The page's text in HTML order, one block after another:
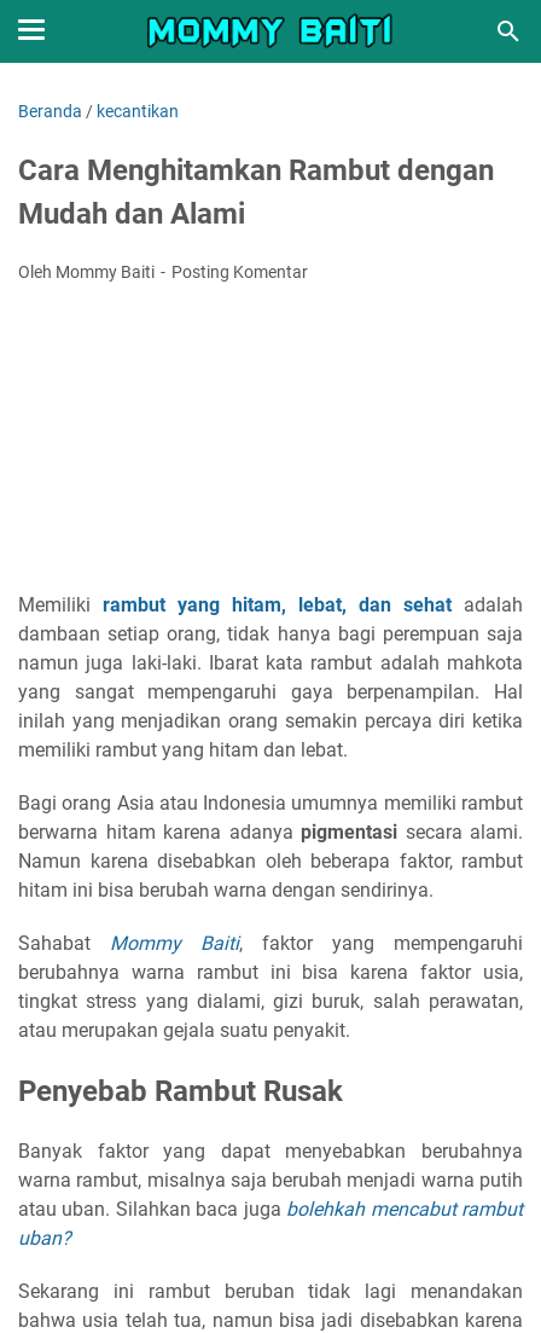
Beranda / kecantikan
Cara Menghitamkan Rambut dengan
Mudah dan Alami
Oleh Mommy Baiti Posting Komentar
Memiliki rambut yang hitam, lebat, dan sehat adalah
dambaan setiap orang, tidak hanya bagi perempuan saja
namun juga laki-laki. Ibarat kata rambut adalah mahkota
yang sangat mempengaruhi gaya berpenampilan. Hal
inilah yang menjadikan orang semakin percaya diri ketika
memiliki rambut yang hitam dan lebat.
Bagi orang Asia atau Indonesia umumnya memiliki rambut
berwarna hitam karena adanya pigmentasi secara alami.
Namun karena disebabkan oleh beberapa faktor, rambut
hitam ini bisa berubah warna dengan sendirinya.
Sahabat Mommy Baiti, faktor yang mempengaruhi
berubahnya warna rambut ini bisa karena faktor usia,
tingkat stress yang dialami, gizi buruk, salah perawatan,
atau merupakan gejala suatu penyakit.
Penyebab Rambut Rusak
Banyak faktor yang dapat menyebabkan berubahnya
warna rambut, misalnya saja berubah menjadi warna putih
atau uban. Silahkan baca juga bolehkah mencabut rambut
uban?
Sekarang ini rambut beruban tidak lagi menandakan
bahwa usia telah tua, namun bisa jadi disebabkan karena